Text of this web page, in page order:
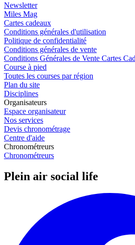
Newsletter
Miles Mag
Cartes cadeaux
Conditions générales d'utilisation
Politique de confidentialité
Conditions générales de vente
Conditions Générales de Vente Cartes
Course à pied
Toutes les courses par région
Plan du site
Disciplines
Organisateurs
Espace organisateur
Nos services
Devis chronométrage
Centre d'aide
Chronométreurs
Chronométreurs
Plein air social life